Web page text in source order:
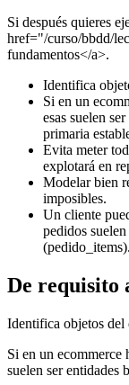
Si después quieres
href="/curso/bbdd/
fundamentos</a>.
Identifica
Si en un
esas suelen
primaria
Evita meter
explotará en
Modelar bien
imposibles.
Un cliente
pedidos
(pedido_items).
De requisito
Identifica objetos
Si en un ecommerce
suelen ser entidades